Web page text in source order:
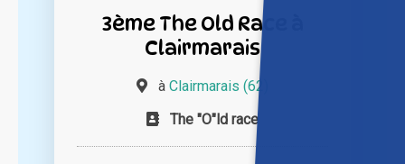
3ème The Old Race à
Clairmarais
à Clairmarais (62)
The "O"ld race